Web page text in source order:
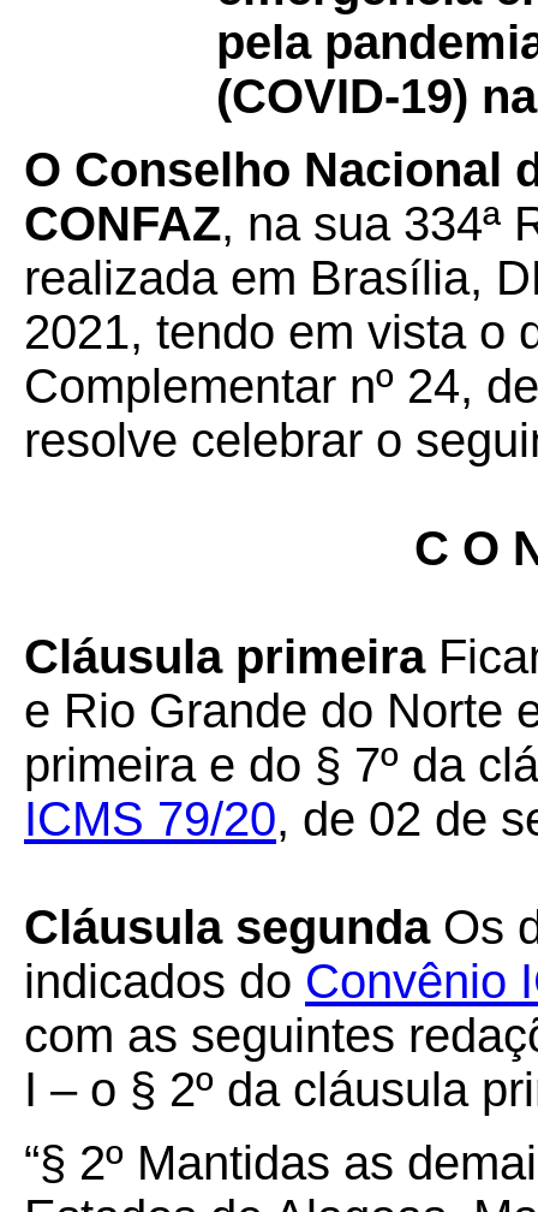
pela
(COVID-19)
O Conselho Nacional
CONFAZ, na sua 334ª
realizada em Brasília,
2021, tendo em vista o
Complementar nº 24,
resolve celebrar o
C O
Cláusula primeira
e Rio Grande do Norte
primeira e do § 7º da
ICMS 79/20, de 02 de
Cláusula segundaOs
indicados do Convênio
com as seguintes
I – o § 2º da cláusula
“§ 2º Mantidas as